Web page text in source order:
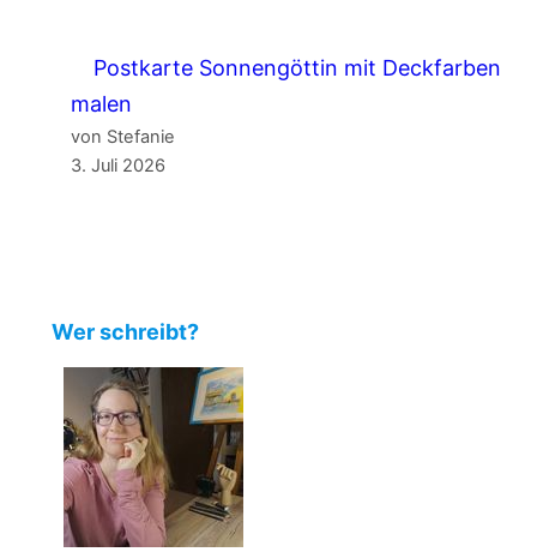
Postkarte Sonnengöttin mit Deckfarben
malen
von Stefanie
3. Juli 2026
Wer schreibt?